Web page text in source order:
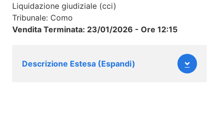
Liquidazione giudiziale (cci)
Tribunale: Como
Vendita Terminata: 23/01/2026 - Ore 12:15
Descrizione Estesa (Espandi)